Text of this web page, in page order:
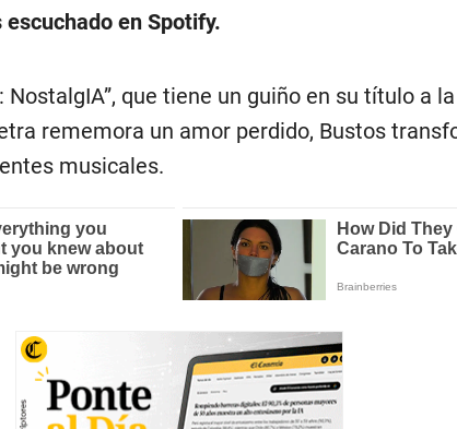
en Spotify.
NostalgIA”, que tiene un guiño en su título a
rememora un amor perdido, Bustos
musicales.